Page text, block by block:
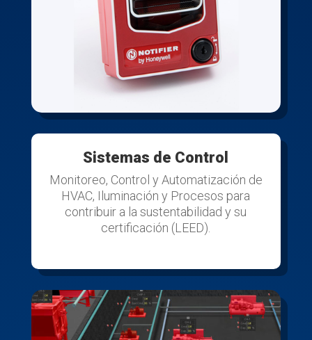
Sistemas de Control
Monitoreo, Control y Automatización de
HVAC, Iluminación y Procesos para
contribuir a la sustentabilidad y su
certificación (LEED).